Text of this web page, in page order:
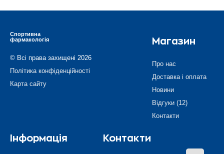
Спортивна
фармакологія
© Всі права захищені 2026
Політика конфіденційності
Карта сайту
Магазин
Про нас
Доставка і оплата
Новини
Відгуки (12)
Контакти
Інформація
Контакти